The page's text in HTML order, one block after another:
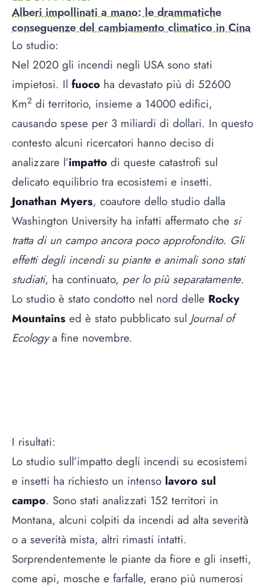
Alberi impollinati a mano: le drammatiche
conseguenze del cambiamento climatico in Cina
Lo studio:
Nel 2020 gli incendi negli USA sono stati
impietosi. Il fuoco ha devastato più di 52600
Km2 di territorio, insieme a 14000 edifici,
causando spese per 3 miliardi di dollari. In questo
contesto alcuni ricercatori hanno deciso di
analizzare l’impatto di queste catastrofi sul
delicato equilibrio tra ecosistemi e insetti.
Jonathan Myers, coautore dello studio dalla
Washington University ha infatti affermato che si
tratta di un campo ancora poco approfondito. Gli
effetti degli incendi su piante e animali sono stati
studiati, ha continuato, per lo più separatamente.
Lo studio è stato condotto nel nord delle Rocky
Mountains ed è stato pubblicato sul Journal of
Ecologya fine novembre.
I risultati:
Lo studio sull’impatto degli incendi su ecosistemi
e insetti ha richiesto un intenso lavoro sul
campo. Sono stati analizzati 152 territori in
Montana, alcuni colpiti da incendi ad alta severità
o a severità mista, altri rimasti intatti.
Sorprendentemente le piante da fiore e gli insetti,
come api, mosche e farfalle, erano più numerosi